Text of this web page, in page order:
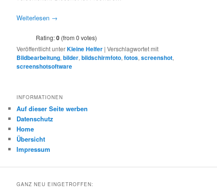
Weiterlesen →
Rating:0 (from 0 votes)
Veröffentlicht unterKleine Helfer |Verschlagwortet mit
Bildbearbeitung,bilder,bildschirmfoto,fotos,screenshot,
screenshotsoftware
INFORMATIONEN
Auf dieser Seite werben
Datenschutz
Home
Übersicht
Impressum
GANZ NEU EINGETROFFEN: